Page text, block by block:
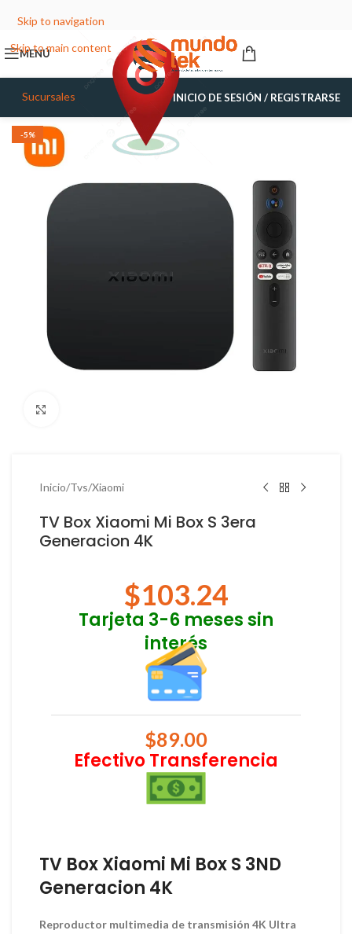
Skip to navigation
Skip to main content
MENÚ
Sucursales INICIO DE SESIÓN / REGISTRARSE
-5%
Inicio/Tvs/Xiaomi
TV Box Xiaomi Mi Box S 3era
Generacion 4K
$103.24
Tarjeta 3-6 meses sin
interés
$89.00
Efectivo Transferencia
TV Box Xiaomi Mi Box S 3ND
Generacion 4K
Reproductor multimedia de transmisión 4K Ultra